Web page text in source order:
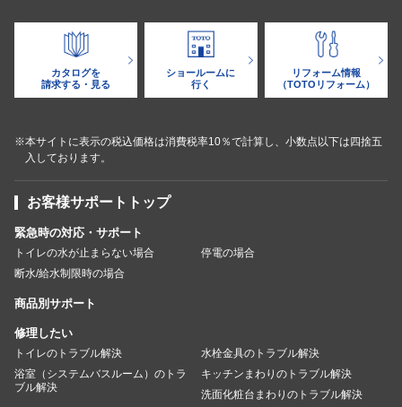
カタログを
請求する・見る
ショールームに
行く
リフォーム情報
（TOTOリフォーム）
※本サイトに表示の税込価格は消費税率10％で計算し、小数点以下は四捨五
入しております。
お客様サポートトップ
緊急時の対応・サポート
トイレの水が止まらない場合
停電の場合
断水/給水制限時の場合
商品別サポート
修理したい
トイレのトラブル解決
水栓金具のトラブル解決
浴室（システムバスルーム）のトラ
ブル解決
キッチンまわりのトラブル解決
洗面化粧台まわりのトラブル解決